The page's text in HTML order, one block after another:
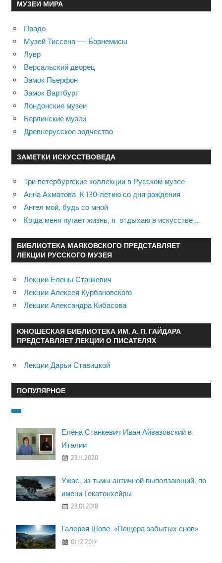
МУЗЕИ МИРА
Прадо
Музей Тиссена — Борнемисы
Лувр
Версальский дворец
Замок Пьерфон
Замок Вартбург
Лондонские музеи
Берлинские музеи
Древнерусское зодчество
ЗАМЕТКИ ИСКУССТВОВЕДА
Три петербургские коллекции в Русском музее
Анна Ахматова. К 130-летию со дня рождения
Ангел мой, будь со мной
Когда меня пугает жизнь, я отдыхаю в искусстве …
БИБЛИОТЕКА МАЯКОВСКОГО ПРЕДСТАВЛЯЕТ
ЛЕКЦИИ РУССКОГО МУЗЕЯ
Лекции Елены Станкевич
Лекции Алексея Курбановского
Лекции Александра Кибасова
ЮНОШЕСКАЯ БИБЛИОТЕКА ИМ. А. П. ГАЙДАРА
ПРЕДСТАВЛЯЕТ ЛЕКЦИИ О ПИСАТЕЛЯХ
Лекции Дарьи Ставицкой
ПОПУЛЯРНОЕ
Елена Станкевич Иван Айвазовский в
Италии
23.11.2020
Ужас, из тьмы античной выползающий, по
имени Гекатонхейры
23.01.2018
Галерея Шове. «Пещера забытых снов»
01.12.2017